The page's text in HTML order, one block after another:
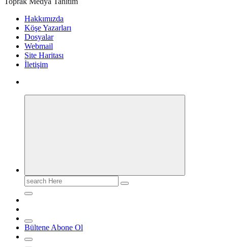
Hakkımızda
Köşe Yazarları
Dosyalar
Webmail
Site Haritası
İletişim
Search
for:
Bültene Abone Ol